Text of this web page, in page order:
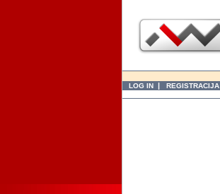
LOG IN | REGISTRACIJA